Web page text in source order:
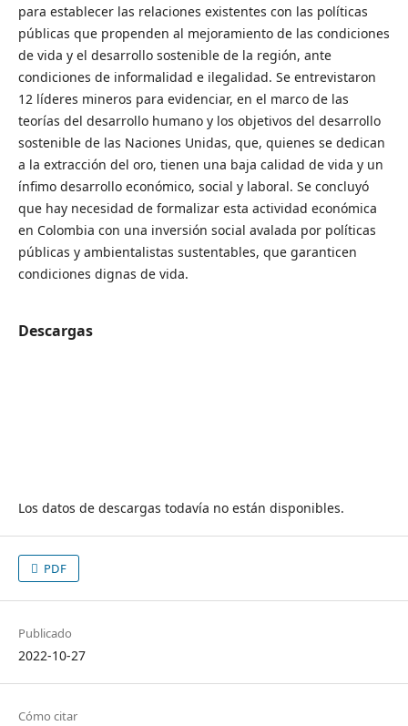
para establecer las relaciones existentes con las políticas
públicas que propenden al mejoramiento de las condiciones
de vida y el desarrollo sostenible de la región, ante
condiciones de informalidad e ilegalidad. Se entrevistaron
12 líderes mineros para evidenciar, en el marco de las
teorías del desarrollo humano y los objetivos del desarrollo
sostenible de las Naciones Unidas, que, quienes se dedican
a la extracción del oro, tienen una baja calidad de vida y un
ínfimo desarrollo económico, social y laboral. Se concluyó
que hay necesidad de formalizar esta actividad económica
en Colombia con una inversión social avalada por políticas
públicas y ambientalistas sustentables, que garanticen
condiciones dignas de vida.
Descargas
Los datos de descargas todavía no están disponibles.
PDF
Publicado
2022-10-27
Cómo citar